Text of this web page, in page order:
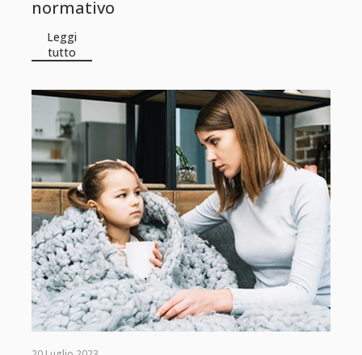
normativo
Leggi
tutto